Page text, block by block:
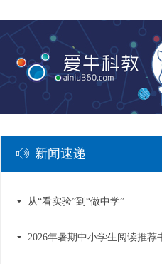
ꂗ 新闻速递
끙 从“看实验”到“做中学”
끙 2026年暑期中小学生阅读推